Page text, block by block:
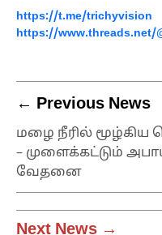
https://t.me/trichyvision
https://www.threads.net/
← Previous News
மழை நீரில்
– முளைக்கட்டும்
வேதனை
Next News →